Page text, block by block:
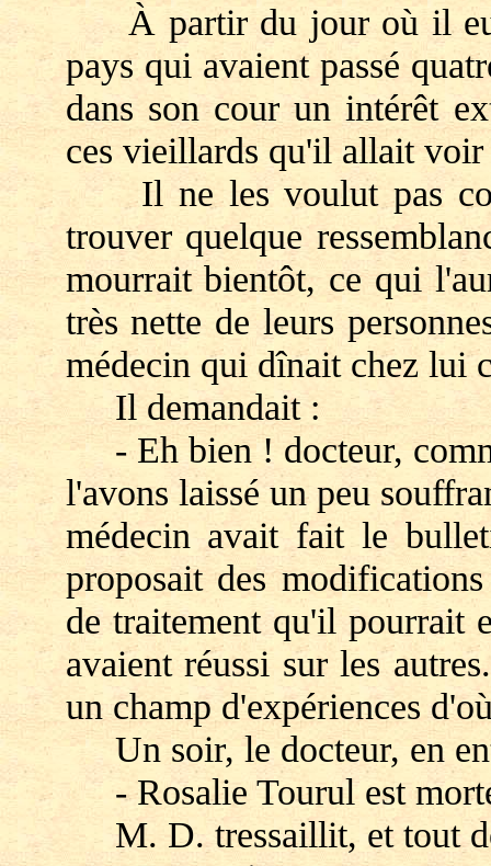
À partir du jour où il eut
pays qui avaient passé
dans son cour un intérêt
ces vieillards qu'il allait
Il ne les voulut pas
trouver quelque
mourrait bientôt, ce qui
très nette de leurs
médecin qui dînait chez lui
Il demandait :
- Eh bien ! docteur,
l'avons laissé un peu
médecin avait fait le
proposait des
de traitement qu'il pourrait
avaient réussi sur les
un champ d'expériences
Un soir, le docteur, en
- Rosalie Tourul est
M. D. tressaillit, et tout